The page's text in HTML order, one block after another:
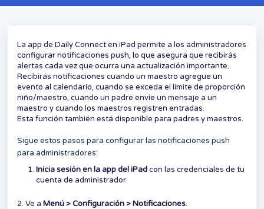
La app de Daily Connect en iPad permite a los administradores
configurar notificaciones push, lo que asegura que recibirás
alertas cada vez que ocurra una actualización importante.
Recibirás notificaciones cuando un maestro agregue un
evento al calendario, cuando se exceda el límite de proporción
niño/maestro, cuando un padre envíe un mensaje a un
maestro y cuando los maestros registren entradas.
Esta función también está disponible para padres y maestros.
Sigue estos pasos para configurar las notificaciones push
para administradores:
Inicia sesión en la app del iPadcon las credenciales de tu
cuenta de administrador.
2. Ve a Menú > Configuración > Notificaciones.